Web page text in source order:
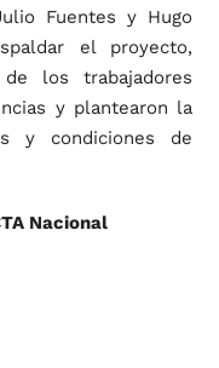
Fuentes y Hugo
el proyecto,
los trabajadores
y plantearon la
y condiciones de
Nacional